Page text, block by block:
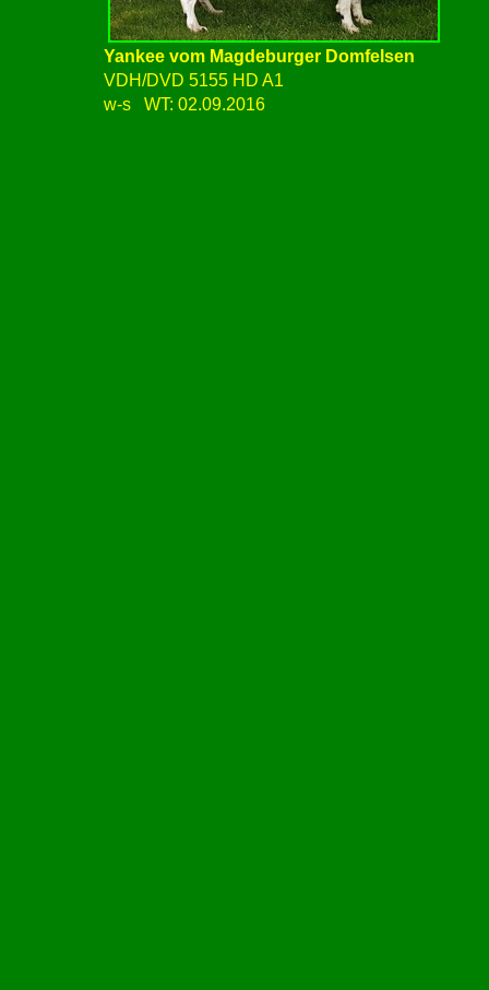
Yankee vom Magdeburger Domfelsen
VDH/DVD 5155 HD A1
w-s WT: 02.09.2016